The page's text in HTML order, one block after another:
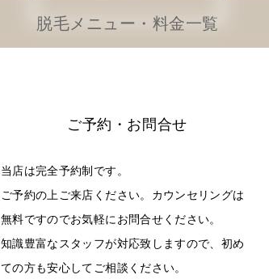
脱毛メニュー・料金一覧
ご予約・お問合せ
当店は完全予約制です。
ご予約の上ご来店ください。カウンセリングは
無料ですのでお気軽にお問合せください。
知識豊富なスタッフが対応致しますので、初め
ての方も安心してご相談ください。